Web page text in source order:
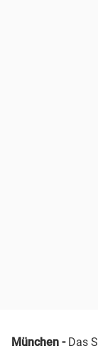
München - Das